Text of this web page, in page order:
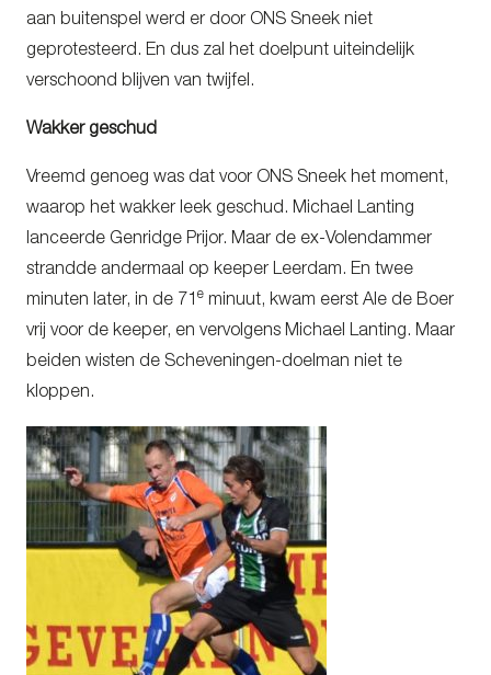
aan buitenspel werd er door ONS Sneek niet
geprotesteerd. En dus zal het doelpunt uiteindelijk
verschoond blijven van twijfel.
Wakker geschud
Vreemd genoeg was dat voor ONS Sneek het moment,
waarop het wakker leek geschud. Michael Lanting
lanceerde Genridge Prijor. Maar de ex-Volendammer
strandde andermaal op keeper Leerdam. En twee
minuten later, in de 71 e minuut, kwam eerst Ale de Boer
vrij voor de keeper, en vervolgens Michael Lanting. Maar
beiden wisten de Scheveningen-doelman niet te
kloppen.